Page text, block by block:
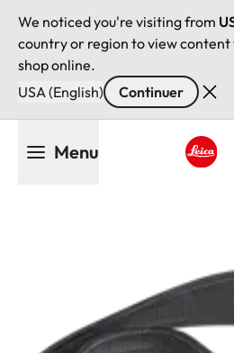
We noticed you're visiting from
country or region to view
shop online.
USA (English)
Continuer
Menu